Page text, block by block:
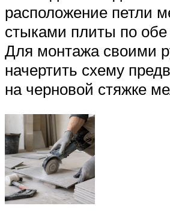
расположение петли
стыками плиты по
Для монтажа своими
начертить схему
на черновой стяжке